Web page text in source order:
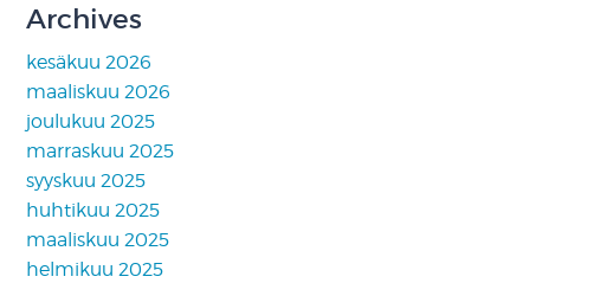
Archives
kesäkuu 2026
maaliskuu 2026
joulukuu 2025
marraskuu 2025
syyskuu 2025
huhtikuu 2025
maaliskuu 2025
helmikuu 2025